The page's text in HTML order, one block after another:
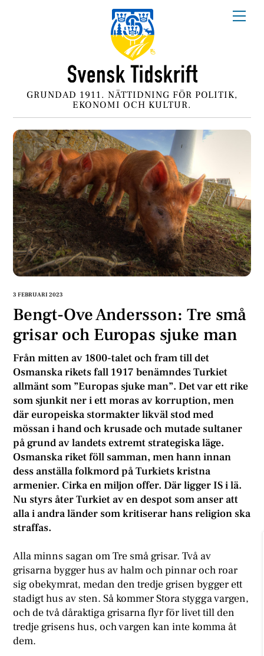
GRUNDAD 1911. NÄTTIDNING FÖR POLITIK,
EKONOMI OCH KULTUR.
3 FEBRUARI 2023
Bengt-Ove Andersson: Tre små
grisar och Europas sjuke man
Från mitten av 1800-talet och fram till det
Osmanska rikets fall 1917 benämndes Turkiet
allmänt som ”Europas sjuke man”. Det var ett rike
som sjunkit ner i ett moras av korruption, men
där europeiska stormakter likväl stod med
mössan i hand och krusade och mutade sultaner
på grund av landets extremt strategiska läge.
Osmanska riket föll samman, men hann innan
dess anställa folkmord på Turkiets kristna
armenier. Cirka en miljon offer. Där ligger IS i lä.
Nu styrs åter Turkiet av en despot som anser att
alla i andra länder som kritiserar hans religion ska
straffas.
Alla minns sagan om Tre små grisar. Två av
grisarna bygger hus av halm och pinnar och roar
sig obekymrat, medan den tredje grisen bygger ett
stadigt hus av sten. Så kommer Stora stygga vargen,
och de två dåraktiga grisarna flyr för livet till den
tredje grisens hus, och vargen kan inte komma åt
dem.